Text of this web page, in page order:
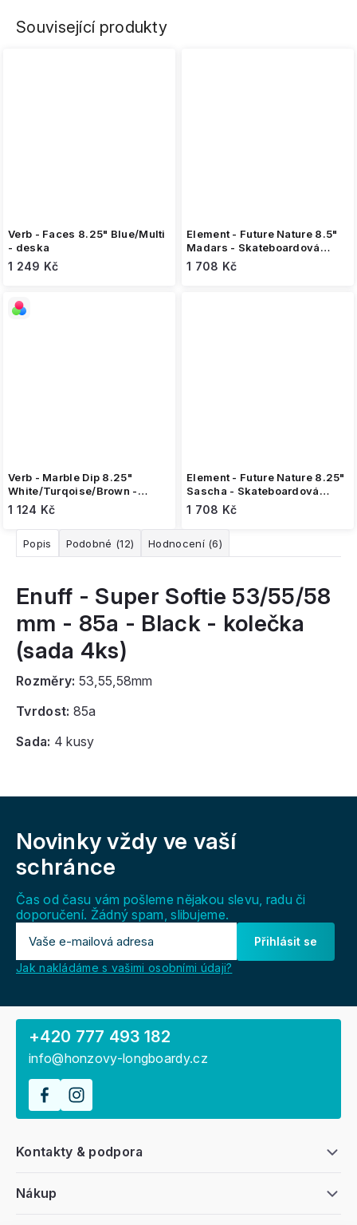
Související produkty
Verb - Faces 8.25" Blue/Multi
- deska
1 249 Kč
Element - Future Nature 8.5"
Madars - Skateboardová
deska
1 708 Kč
Verb - Marble Dip 8.25"
White/Turqoise/Brown -
deska
1 124 Kč
Element - Future Nature 8.25"
Sascha - Skateboardová
deska
1 708 Kč
Popis Podobné (12) Hodnocení (6)
Enuff - Super Softie 53/55/58
mm - 85a - Black - kolečka
(sada 4ks)
Rozměry: 53,55,58mm
Tvrdost: 85a
Sada: 4 kusy
Novinky vždy ve vaší
schránce
Čas od času vám pošleme nějakou slevu, radu či
doporučení. Žádný spam, slibujeme.
Přihlásit se
Jak nakládáme s vašimi osobními údaji?
Nákup
Kontakty & podpora
+420 777 493 182
info@honzovy-longboardy.cz